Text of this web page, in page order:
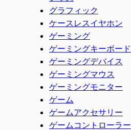
グラフィック
ケースレスイヤホン
ゲーミング
ゲーミングキーボード
ゲーミングデバイス
ゲーミングマウス
ゲーミングモニター
ゲーム
ゲームアクセサリー
ゲームコントローラー